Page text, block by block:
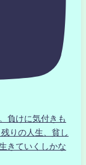
負けに気付きも
りの人生、貧し
きていくしかな